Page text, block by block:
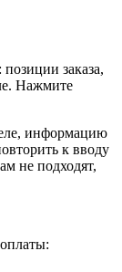
заказа,
Нажмите
информацию
к вводу
не подходят,